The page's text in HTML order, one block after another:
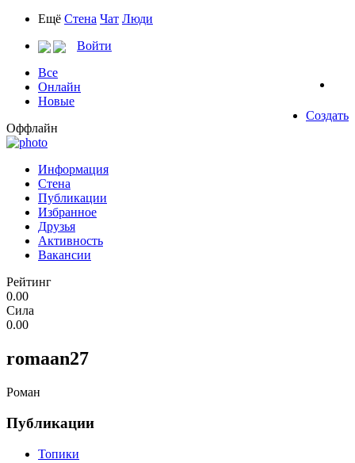
Ещё Стена Чат Люди
Войти
Все
Онлайн
Новые
Создать
Оффлайн
Информация
Стена
Публикации
Избранное
Друзья
Активность
Вакансии
Рейтинг
0.00
Сила
0.00
romaan27
Роман
Публикации
Топики